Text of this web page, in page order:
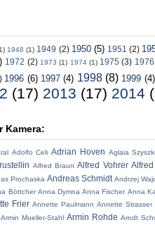
1948 (1) 1949 (2) 1950 (5) 1951 (2)
1972 (2) 1973 (1) 1974 (1) 1975 (3) 1976
1996 (6) 1997 (4) 1998 (8) 1999 (4)
(17) 2013 (17) 2014
Kamera:
Adolfo Celi Adrian Hoven Aglaia
Alfred Braun Alfred Vohrer
Prochaska Andreas Schmidt Andrzej
Böttcher Anna Dymna Anna Fischer Anna
Frier Annette Paulmann Annette Strasser
Armin Mueller-Stahl Armin Rohde Arndt